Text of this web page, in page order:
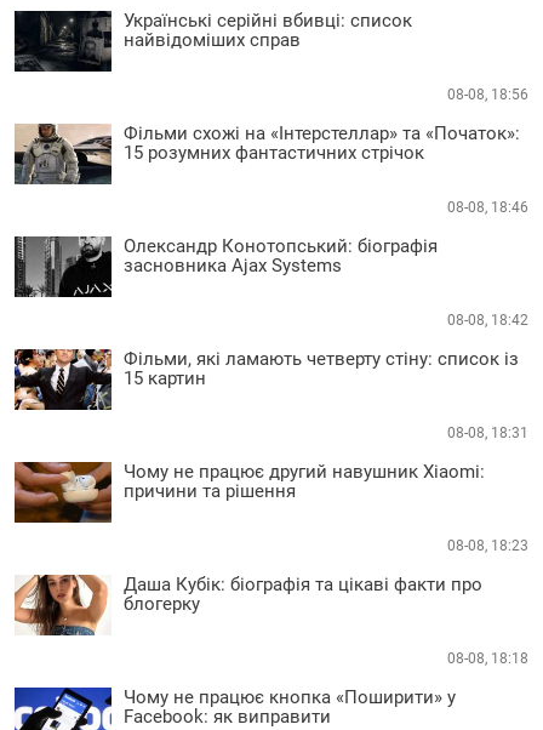
Українські серійні вбивці: список
найвідоміших справ
08-08, 18:56
Фільми схожі на «Інтерстеллар» та «Початок»:
15 розумних фантастичних стрічок
08-08, 18:46
Олександр Конотопський: біографія
засновника Ajax Systems
08-08, 18:42
Фільми, які ламають четверту стіну: список із
15 картин
08-08, 18:31
Чому не працює другий навушник Xiaomi:
причини та рішення
08-08, 18:23
Даша Кубік: біографія та цікаві факти про
блогерку
08-08, 18:18
Чому не працює кнопка «Поширити» у
Facebook: як виправити